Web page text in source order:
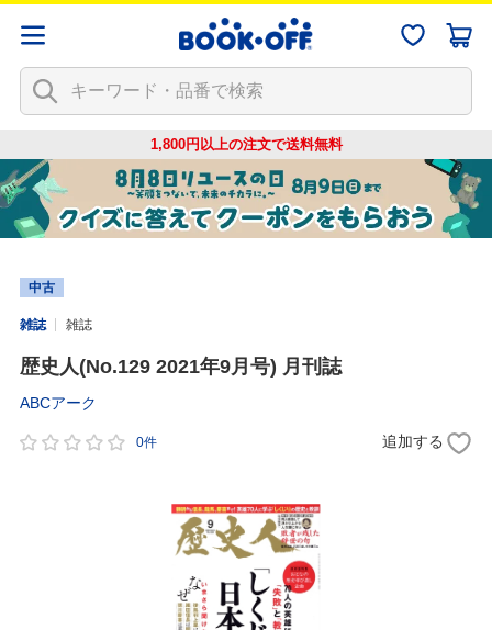
1,800円以上の注文で送料無料
中古
雑誌 雑誌
歴史人(No.129 2021年9月号) 月刊誌
ABCアーク
0件 追加する